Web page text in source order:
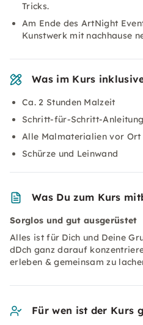
Tricks.
Am Ende des ArtNight
Kunstwerk mit nachhause
Was im Kurs
Ca. 2 Stunden Malzeit
Schritt-für-Schritt-Anleitung
Alle Malmaterialien vor Ort
Schürze und Leinwand
Was Du zum Kurs
Sorglos und gut ausgerüstet
Alles ist für Dich und Deine
dDch ganz darauf
erleben & gemeinsam zu
Für wen ist der Kurs